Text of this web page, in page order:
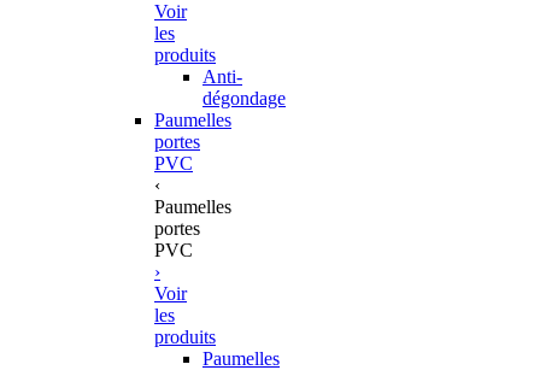
Voir
les
produits
Anti-
dégondage
Paumelles
portes
PVC
‹
Paumelles
portes
PVC
›
Voir
les
produits
Paumelles